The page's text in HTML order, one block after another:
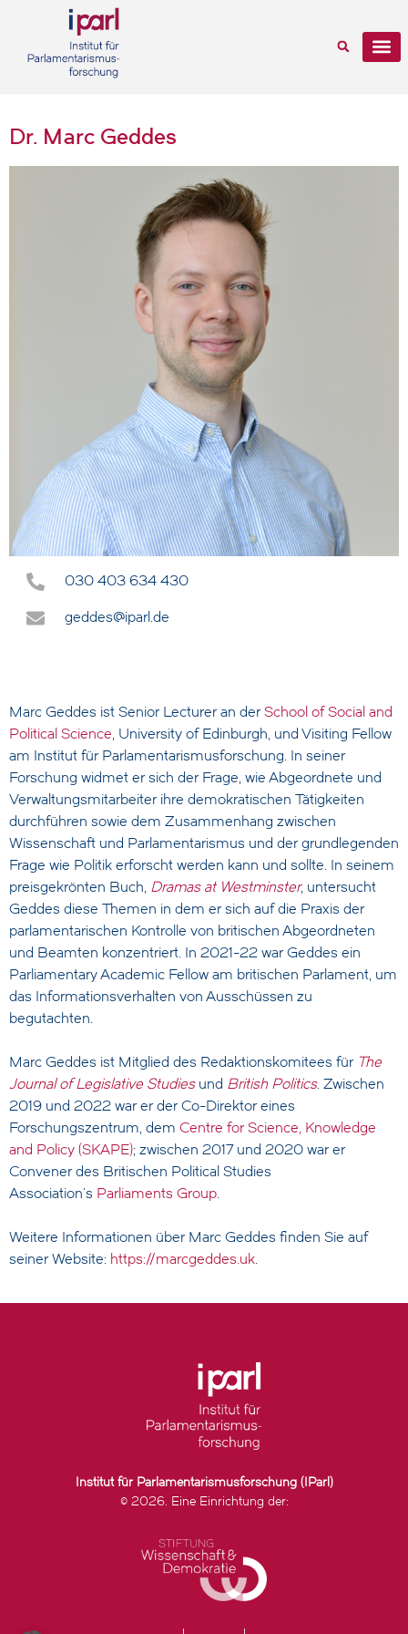
Dr. Marc Geddes
030 403 634 430
geddes@iparl.de
Marc Geddes ist Senior Lecturer an derSchool of Social and
Political Science, University of Edinburgh, und Visiting Fellow
am Institut für Parlamentarismusforschung. In seiner
Forschung widmet er sich der Frage, wie Abgeordnete und
Verwaltungsmitarbeiter ihre demokratischen Tätigkeiten
durchführen sowie dem Zusammenhang zwischen
Wissenschaft und Parlamentarismus und der grundlegenden
Frage wie Politik erforscht werden kann und sollte. In seinem
preisgekrönten Buch, Dramas at Westminster, untersucht
Geddes diese Themen in dem er sich auf die Praxis der
parlamentarischen Kontrolle von britischen Abgeordneten
und Beamten konzentriert. In 2021-22 war Geddes ein
Parliamentary Academic Fellow am britischen Parlament, um
das Informationsverhalten von Ausschüssen zu
begutachten.
Marc Geddes ist Mitglied des Redaktionskomitees für The
Journal of Legislative Studiesund British Politics. Zwischen
2019 und 2022 war er der Co-Direktor eines
Forschungszentrum, dem Centre for Science, Knowledge
and Policy (SKAPE); zwischen 2017 und 2020 war er
Convener des Britischen Political Studies
Association’s Parliaments Group.
Weitere Informationen über Marc Geddes finden Sie auf
seiner Website: https://marcgeddes.uk.
Institut für Parlamentarismusforschung (IParl)
© 2026. Eine Einrichtung der: